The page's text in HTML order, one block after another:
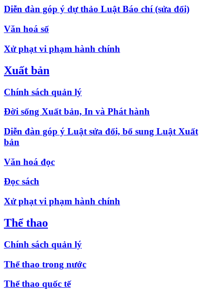
Diễn đàn góp ý dự thảo Luật Báo chí (sửa đổi)
Văn hoá số
Xử phạt vi phạm hành chính
Xuất bản
Chính sách quản lý
Đời sống Xuất bản, In và Phát hành
Diễn đàn góp ý Luật sửa đổi, bổ sung Luật Xuất
bản
Văn hoá đọc
Đọc sách
Xử phạt vi phạm hành chính
Thể thao
Chính sách quản lý
Thể thao trong nước
Thể thao quốc tế